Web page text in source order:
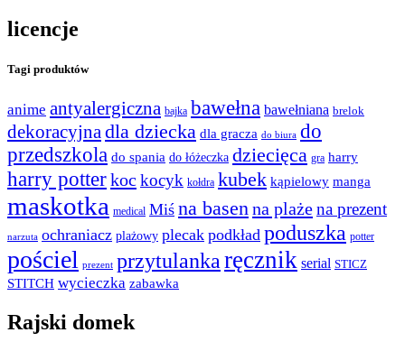
licencje
Tagi produktów
anime antyalergiczna bajka bawełna bawełniana brelok
dekoracyjna dla dziecka dla gracza do biura do
przedszkola do spania do łóżeczka dziecięca gra harry
harry potterkoc kocyk kołdra kubek kąpielowy manga
maskotka medical Miś na basen na plażena prezent
narzuta ochraniacz plażowy plecak podkład poduszka potter
pościel prezent przytulanka ręcznik serial STICZ
STITCH wycieczka zabawka
Rajski domek